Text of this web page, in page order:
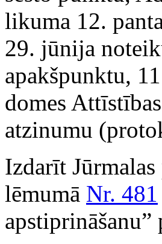
likuma 12.
29. jūnija
apakšpunktu,
domes
atzinumu
Izdarīt
lēmumā Nr. 481